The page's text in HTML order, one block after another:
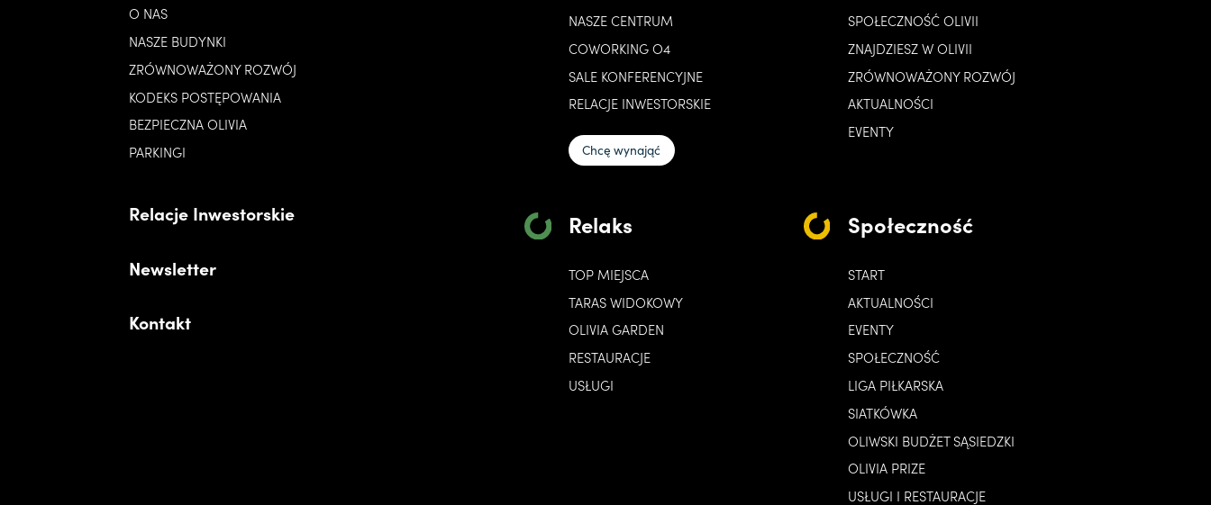
O NAS
NASZE BUDYNKI
ZRÓWNOWAŻONY ROZWÓJ
KODEKS POSTĘPOWANIA
BEZPIECZNA OLIVIA
PARKINGI
Relacje Inwestorskie
Newsletter
Kontakt
NASZE CENTRUM
COWORKING O4
SALE KONFERENCYJNE
RELACJE INWESTORSKIE
Chcę wynająć
SPOŁECZNOŚĆ OLIVII
ZNAJDZIESZ W OLIVII
ZRÓWNOWAŻONY ROZWÓJ
AKTUALNOŚCI
EVENTY
Relaks
TOP MIEJSCA
TARAS WIDOKOWY
OLIVIA GARDEN
RESTAURACJE
USŁUGI
Społeczność
START
AKTUALNOŚCI
EVENTY
SPOŁECZNOŚĆ
LIGA PIŁKARSKA
SIATKÓWKA
OLIWSKI BUDŻET SĄSIEDZKI
OLIVIA PRIZE
USŁUGI I RESTAURACJE